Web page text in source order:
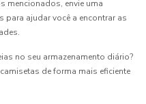
mencionados, envie uma
ajudar você a encontrar as
no seu armazenamento diário?
de forma mais eficiente